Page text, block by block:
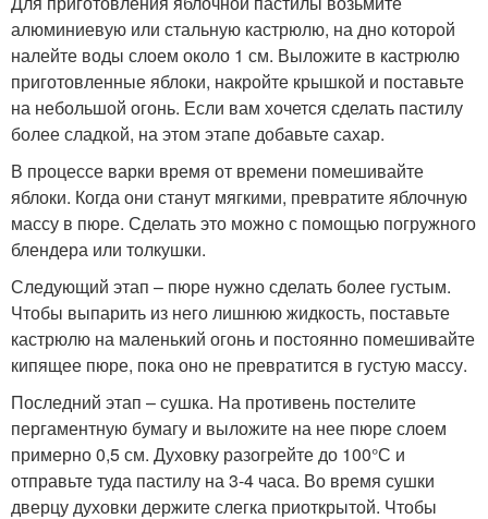
алюминиевую или стальную кастрюлю, на дно которой
налейте воды слоем около 1 см. Выложите в кастрюлю
приготовленные яблоки, накройте крышкой и поставьте
на небольшой огонь. Если вам хочется сделать пастилу
более сладкой, на этом этапе добавьте сахар.
В процессе варки время от времени помешивайте
яблоки. Когда они станут мягкими, превратите яблочную
массу в пюре. Сделать это можно с помощью погружного
блендера или толкушки.
Следующий этап – пюре нужно сделать более густым.
Чтобы выпарить из него лишнюю жидкость, поставьте
кастрюлю на маленький огонь и постоянно помешивайте
кипящее пюре, пока оно не превратится в густую массу.
Последний этап – сушка. На противень постелите
пергаментную бумагу и выложите на нее пюре слоем
примерно 0,5 см. Духовку разогрейте до 100°С и
отправьте туда пастилу на 3-4 часа. Во время сушки
дверцу духовки держите слегка приоткрытой. Чтобы